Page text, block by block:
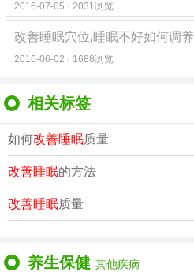
2016-07-05 · 2031浏览
改善睡眠穴位,睡眠不好如何调养
2016-06-02 · 1688浏览
相关标签
如何改善睡眠质量
改善睡眠的方法
改善睡眠质量
养生保健 其他疾病